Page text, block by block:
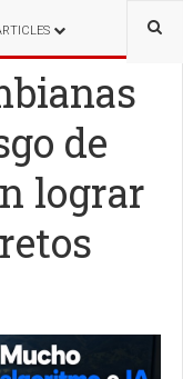
de
lograr